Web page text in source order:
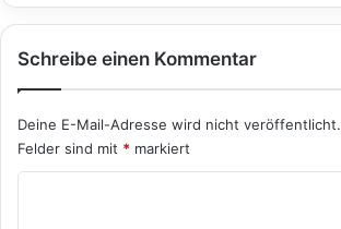
Schreibe einen Kommentar
Deine E-Mail-Adresse wird nicht veröffentlicht.
Felder sind mit * markiert